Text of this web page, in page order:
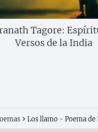
Tagore:
Versos de la India
Los llamo - Poema de